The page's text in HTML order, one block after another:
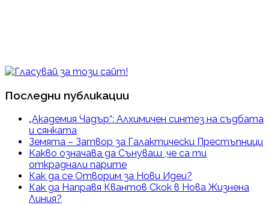
Последни публикации
„Академия Чадър“: Алхимичен синтез на съдбата
и сянката
Земята – Затвор за Галактически Престъпници
Kакво означава да Сънуваш ,че са ти
откраднали парите
Как да се Отворим за Нови Идеи?
Как да Направя Квантов Скок в Нова Жизнена
Линия?